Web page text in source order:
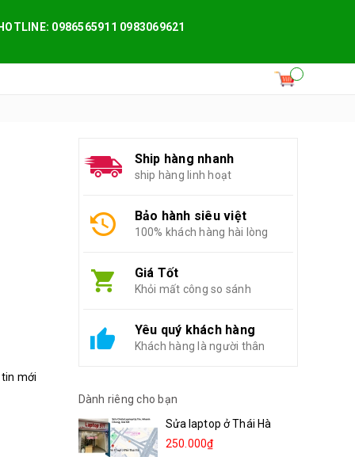
0986565911 0983069621
mới
Ship hàng nhanh
ship hàng linh hoạt
Bảo hành siêu việt
100% khách hàng hài lòng
Giá Tốt
Khỏi mất công so sánh
Yêu quý khách hàng
Khách hàng là người thân
Dành riêng cho bạn
Sửa laptop ở Thái Hà
250.000₫